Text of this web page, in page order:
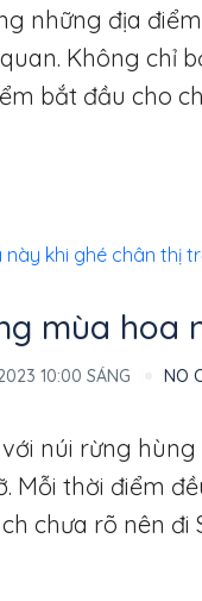
những địa
Không chỉ
bắt đầu cho
mùa hoa
10:00 SÁNG NO
núi rừng
Mỗi thời điểm
chưa rõ nên